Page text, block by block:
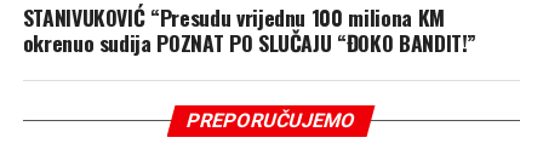
STANIVUKOVIĆ “Presudu vrijednu 100 miliona KM
okrenuo sudija POZNAT PO SLUČAJU “ĐOKO BANDIT!”
PREPORUČUJEMO